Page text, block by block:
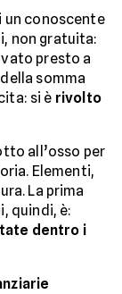
un conoscente
non gratuita:
presto a
somma
si è rivolto
all’osso per
Elementi,
La prima
quindi, è:
dentro i